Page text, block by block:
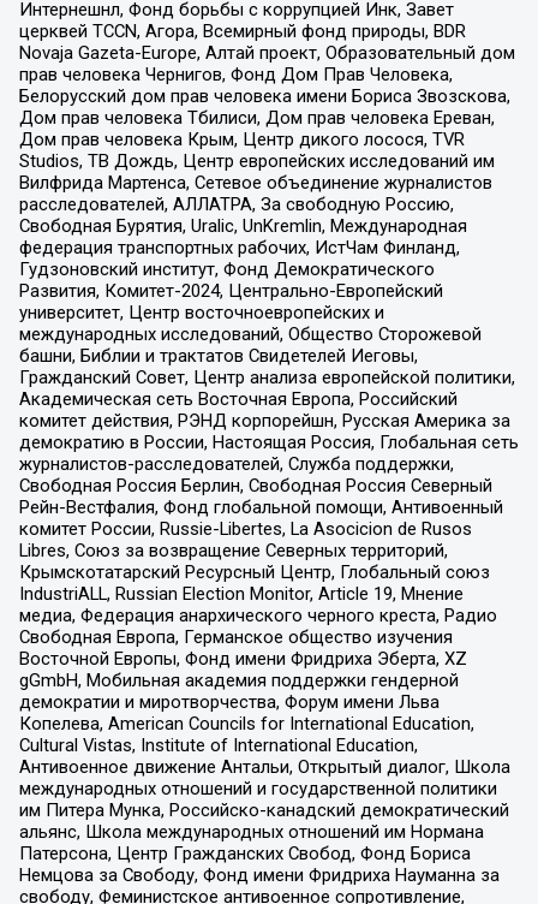
Интернешнл, Фонд борьбы с коррупцией Инк, Завет
церквей TCCN, Агора, Всемирный фонд природы, BDR
Novaja Gazeta-Europe, Алтай проект, Образовательный дом
прав человека Чернигов, Фонд Дом Прав Человека,
Белорусский дом прав человека имени Бориса Звозскова,
Дом прав человека Тбилиси, Дом прав человека Ереван,
Дом прав человека Крым, Центр дикого лосося, TVR
Studios, ТВ Дождь, Центр европейских исследований им
Вилфрида Мартенса, Сетевое объединение журналистов
расследователей, АЛЛАТРА, За свободную Россию,
Свободная Бурятия, Uralic, UnKremlin, Международная
федерация транспортных рабочих, ИстЧам Финланд,
Гудзоновский институт, Фонд Демократического
Развития, Комитет-2024, Центрально-Европейский
университет, Центр восточноевропейских и
международных исследований, Общество Сторожевой
башни, Библии и трактатов Свидетелей Иеговы,
Гражданский Совет, Центр анализа европейской политики,
Академическая сеть Восточная Европа, Российский
комитет действия, РЭНД корпорейшн, Русская Америка за
демократию в России, Настоящая Россия, Глобальная сеть
журналистов-расследователей, Служба поддержки,
Свободная Россия Берлин, Свободная Россия Северный
Рейн-Вестфалия, Фонд глобальной помощи, Антивоенный
комитет России, Russie-Libertes, La Asocicion de Rusos
Libres, Союз за возвращение Северных территорий,
Крымскотатарский Ресурсный Центр, Глобальный союз
IndustriALL, Russian Election Monitor, Article 19, Мнение
медиа, Федерация анархического черного креста, Радио
Свободная Европа, Германское общество изучения
Восточной Европы, Фонд имени Фридриха Эберта, XZ
gGmbH, Мобильная академия поддержки гендерной
демократии и миротворчества, Форум имени Льва
Копелева, American Councils for International Education,
Cultural Vistas, Institute of International Education,
Антивоенное движение Антальи, Открытый диалог, Школа
международных отношений и государственной политики
им Питера Мунка, Российско-канадский демократический
альянс, Школа международных отношений им Нормана
Патерсона, Центр Гражданских Свобод, Фонд Бориса
Немцова за Свободу, Фонд имени Фридриха Науманна за
свободу, Феминистское антивоенное сопротивление,